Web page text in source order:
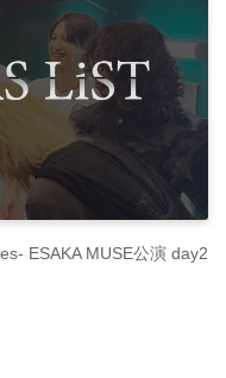
ESAKA MUSE公演 day2